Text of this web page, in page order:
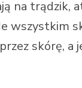
na trądzik,
wszystkim
skórę, a